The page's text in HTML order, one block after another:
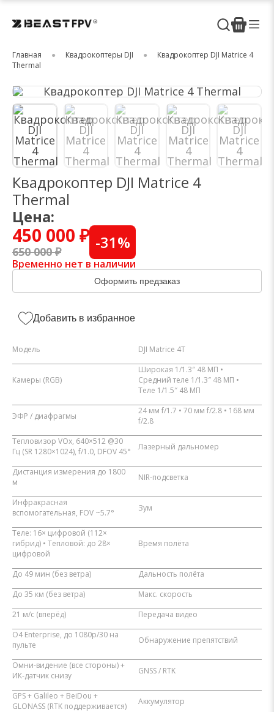
Главная Квадрокоптеры DJI
Квадрокоптер DJI Matrice 4
Thermal
Квадрокоптер DJI Matrice 4
Thermal
Цена:
450 000 ₽
650 000 ₽ -31%
Временно нет в наличии
Оформить предзаказ
Добавить в избранное
Модель DJI Matrice 4T
Камеры (RGB)
Широкая 1/1.3″ 48 МП •
Средний теле 1/1.3″ 48 МП •
Теле 1/1.5″ 48 МП
ЭФР / диафрагмы
24 мм f/1.7 • 70 мм f/2.8 • 168 мм
f/2.8
Тепловизор VOx, 640×512 @30
Гц (SR 1280×1024), f/1.0, DFOV 45°
Лазерный дальномер
Дистанция измерения до 1800
м
NIR-подсветка
Инфракрасная
вспомогательная, FOV ~5.7°
Зум
Теле: 16× цифровой (112×
гибрид) • Тепловой: до 28×
цифровой
Время полёта
До 49 мин (без ветра)
Дальность полёта
До 35 км (без ветра)
Макс. скорость
21 м/с (вперёд)
Передача видео
O4 Enterprise, до 1080p/30 на
пульте
Обнаружение препятствий
Омни-видение (все стороны) +
ИК-датчик снизу
GNSS / RTK
GPS + Galileo + BeiDou +
GLONASS (RTK поддерживается)
Аккумулятор